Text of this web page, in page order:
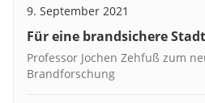
9. September 2021
Für eine brandsichere
Professor Jochen Zehfuß zum
Brandforschung